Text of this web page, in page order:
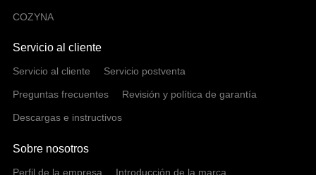
COZYNA
Servicio al cliente
Servicio al cliente Servicio postventa
Preguntas frecuentes Revisión y política de garantía
Descargas e instructivos
Sobre nosotros
Perfil de la empresa Introducción de la marca